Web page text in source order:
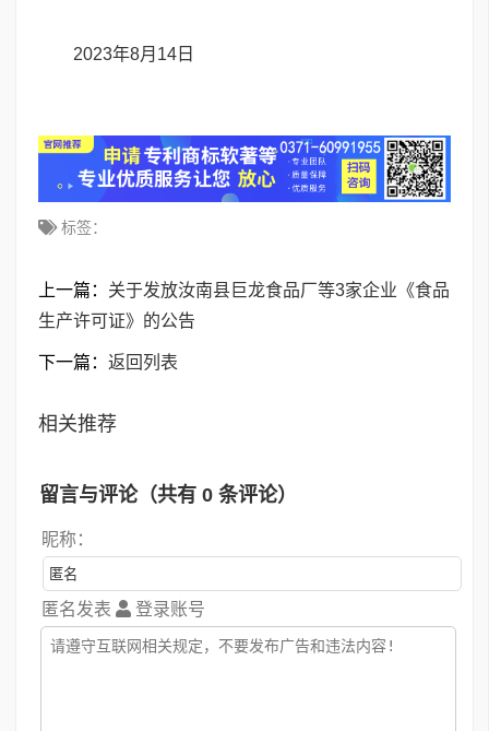
2023年8月14日
标签：
上一篇： 关于发放汝南县巨龙食品厂等3家企业《食品
生产许可证》的公告
下一篇： 返回列表
相关推荐
留言与评论（共有 0 条评论）
昵称：
匿名发表 登录账号